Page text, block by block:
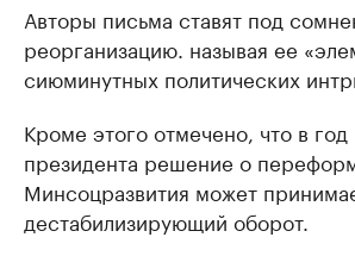
Авторы письма ставят под
реорганизацию. называя ее
сиюминутных политических
Кроме этого отмечено, что в
президента решение о
Минсоцразвития может
дестабилизирующий оборот.